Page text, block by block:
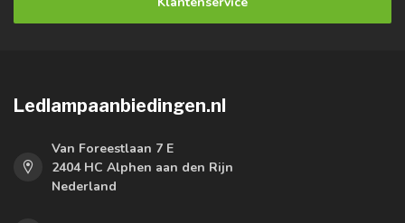
Ledlampaanbiedingen.nl
Van Foreestlaan 7 E
2404 HC Alphen aan den Rijn
Nederland